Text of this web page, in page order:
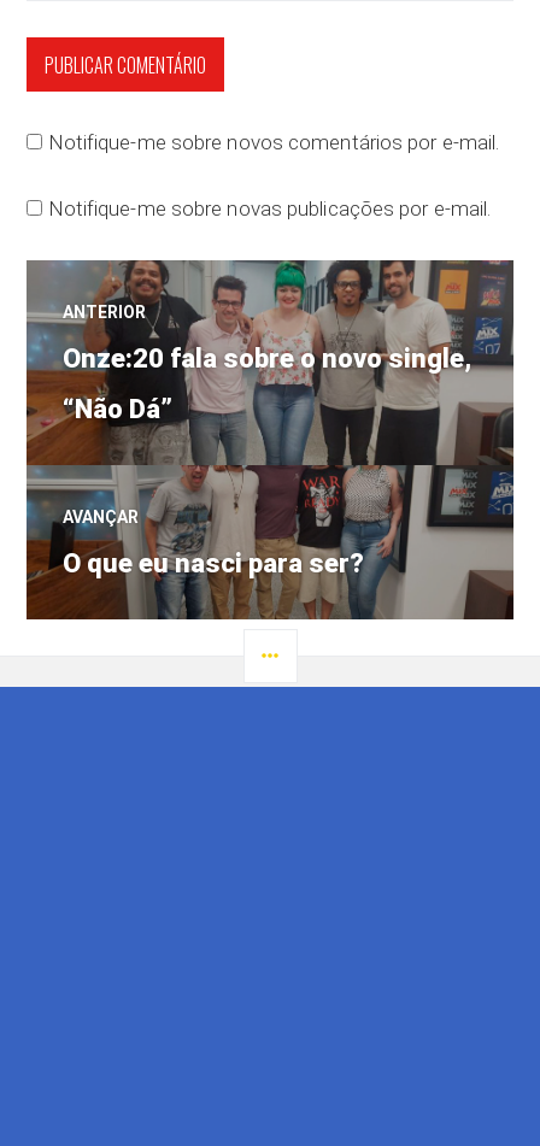
Notifique-me sobre novos comentários por e-mail.
Notifique-me sobre novas publicações por e-mail.
Navegação
de
Post
ANTERIOR
Post
anterior:
Onze:20 fala sobre o novo single,
“Não Dá”
AVANÇAR
Próximo
post:
O que eu nasci para ser?